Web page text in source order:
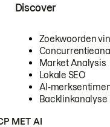
Discover
Zoekwoorden
Market Analysis
Lokale SEO
AI-
Backlinkanalyse
MET AI